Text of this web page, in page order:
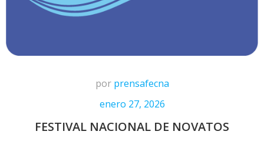
por prensafecna
enero 27, 2026
FESTIVAL NACIONAL DE NOVATOS